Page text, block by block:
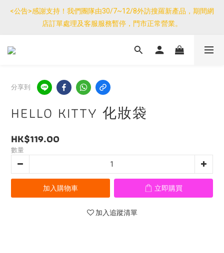
優惠免運產品如與其他商品同單購買，其他商品每件只需加$7運
費。(大件/較重產品除外)
<公告>感謝支持！我們團隊由30/7~12/8外訪搜羅新產品，期間網
店訂單處理及客服服務暫停，門市正常營業。
優惠免運產品如與其他商品同單購買，其他商品每件只需加$7運
分享到
HELLO KITTY 化妝袋
HK$119.00
數量
加入購物車 立即購買
加入追蹤清單